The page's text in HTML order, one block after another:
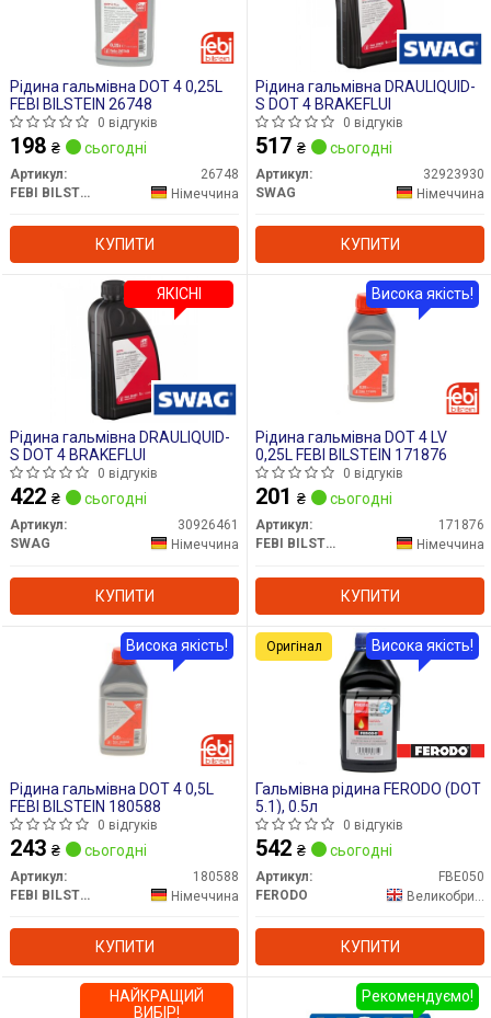
Рідина гальмівна DOT 4 0,25L
FEBI BILSTEIN 26748
0 відгуків
198 ₴ сьогодні
Артикул:
26748
FEBI BILSTEIN
Німеччина
КУПИТИ
Рідина гальмівна DRAULIQUID-
S DOT 4 BRAKEFLUI
0 відгуків
517 ₴ сьогодні
Артикул:
32923930
SWAG
Німеччина
КУПИТИ
Рідина гальмівна DRAULIQUID-
S DOT 4 BRAKEFLUI
0 відгуків
422 ₴ сьогодні
Артикул:
30926461
SWAG
Німеччина
КУПИТИ
ЯКІСНІ
Рідина гальмівна DOT 4 LV
0,25L FEBI BILSTEIN 171876
0 відгуків
201 ₴ сьогодні
Артикул:
171876
FEBI BILSTEIN
Німеччина
КУПИТИ
Висока якість!
Рідина гальмівна DOT 4 0,5L
FEBI BILSTEIN 180588
0 відгуків
243 ₴ сьогодні
Артикул:
180588
FEBI BILSTEIN
Німеччина
КУПИТИ
Висока якість!
Гальмівна рідина FERODO (DOT
5.1), 0.5л
0 відгуків
542 ₴ сьогодні
Артикул:
FBE050
FERODO
Великобританія
КУПИТИ
Висока якість!
Оригінал
НАЙКРАЩИЙ
ВИБІР!
Рекомендуємо!